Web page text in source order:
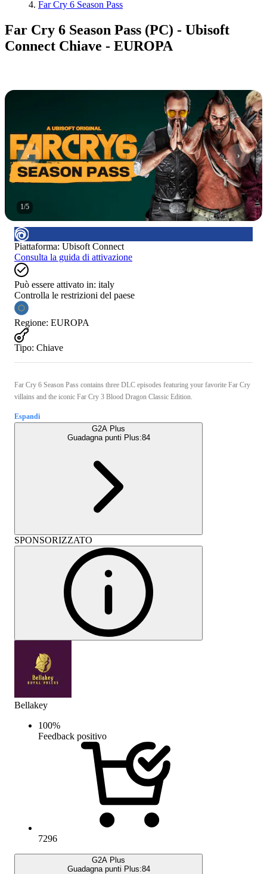
Far Cry 6 Season Pass
Far Cry 6 Season Pass (PC) - Ubisoft
Connect Chiave - EUROPA
1/5
Piattaforma: Ubisoft Connect
Consulta la guida di attivazione
Può essere attivato in: italy
Controlla le restrizioni del paese
Regione: EUROPA
Tipo: Chiave
Far Cry 6 Season Pass contains three DLC episodes featuring your favorite Far Cry
villains and the iconic Far Cry 3 Blood Dragon Classic Edition.
Espandi
G2A Plus
Guadagna punti Plus:84
SPONSORIZZATO
Bellakey
100%
Feedback positivo
7296
G2A Plus
Guadagna punti Plus:84